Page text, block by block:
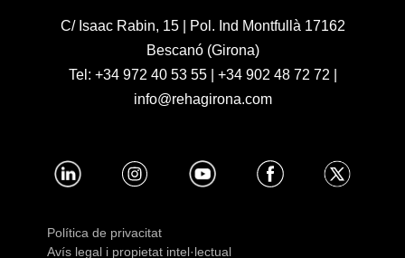
C/ Isaac Rabin, 15 | Pol. Ind Montfullà 17162
Bescanó (Girona)
Tel: +34 972 40 53 55| +34 902 48 72 72
info@rehagirona.com
Política de privacitat
Avís legal i propietat intel·lectual